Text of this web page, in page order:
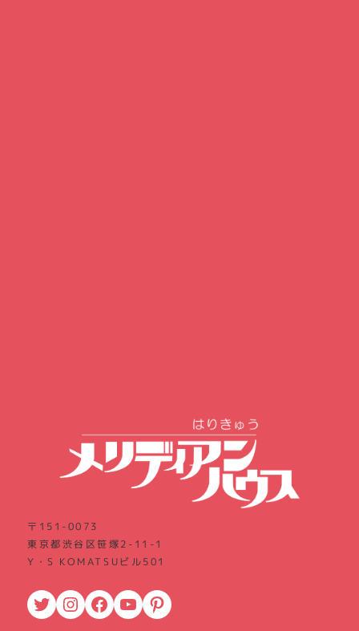
〒151-0073
東京都渋谷区笹塚2-11-1
Y・S KOMATSUビル501
Twitter Instagram Facebook YouTube Pinterest